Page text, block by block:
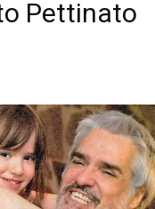
Pettinato